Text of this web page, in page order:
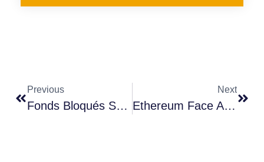
Previous
Fonds Bloqués Sur Une Plateforme Crypto : Que Faire En Cas De Faillite (FTX, BlockFi Et Autres) ?
Next
Ethereum Face Au Bitcoin : Qui Est Le Plus Résilient Aux Attaques À 51 % ? Un Débat De Sécurité Crucial